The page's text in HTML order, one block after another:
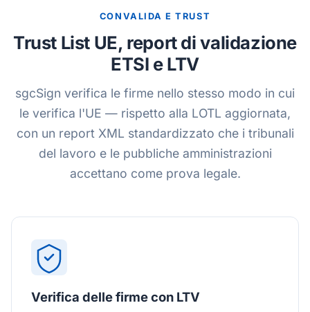
CONVALIDA E TRUST
Trust List UE, report di validazione
ETSI e LTV
sgcSign verifica le firme nello stesso modo in cui
le verifica l'UE — rispetto alla LOTL aggiornata,
con un report XML standardizzato che i tribunali
del lavoro e le pubbliche amministrazioni
accettano come prova legale.
Verifica delle firme con LTV